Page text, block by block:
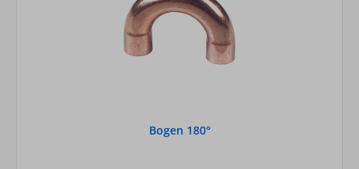
Bogen 180°